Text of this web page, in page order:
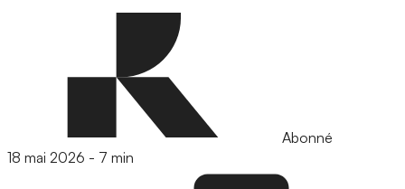
Abonné
18 mai 2026 - 7 min